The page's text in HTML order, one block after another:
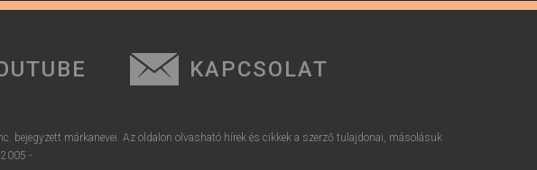
KAPCSOLAT
bejegyzett márkanevei. Az oldalon olvasható hírek és cikkek a szerző tulajdonai, másolásuk
-